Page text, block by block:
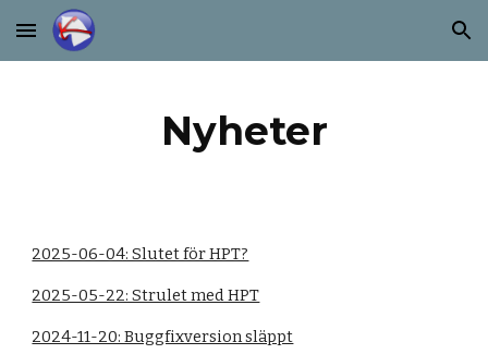
Skip to main content Skip to navigation
Nyheter
2025-06-04: Slutet för HPT?
2025-05-22: Strulet med HPT
2024-11-20: Buggfixversion släppt